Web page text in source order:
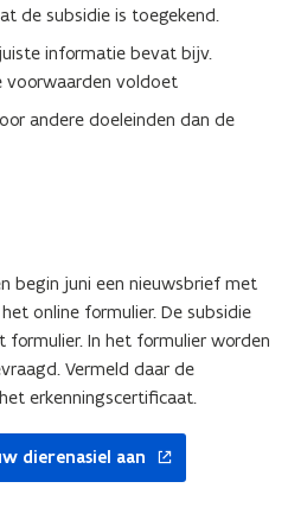
de subsidie is toegekend.
informatie bevat bijv.
voorwaarden voldoet
andere doeleinden dan de
begin juni een nieuwsbrief met
online formulier. De subsidie
formulier. In het formulier worden
Vermeld daar de
erkenningscertificaat.
dierenasiel aan